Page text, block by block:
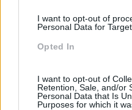
I want to opt-out of
Personal Data for
Opted In
I want to opt-out of
Retention, Sale, and/or
Personal Data that Is
Purposes for which it